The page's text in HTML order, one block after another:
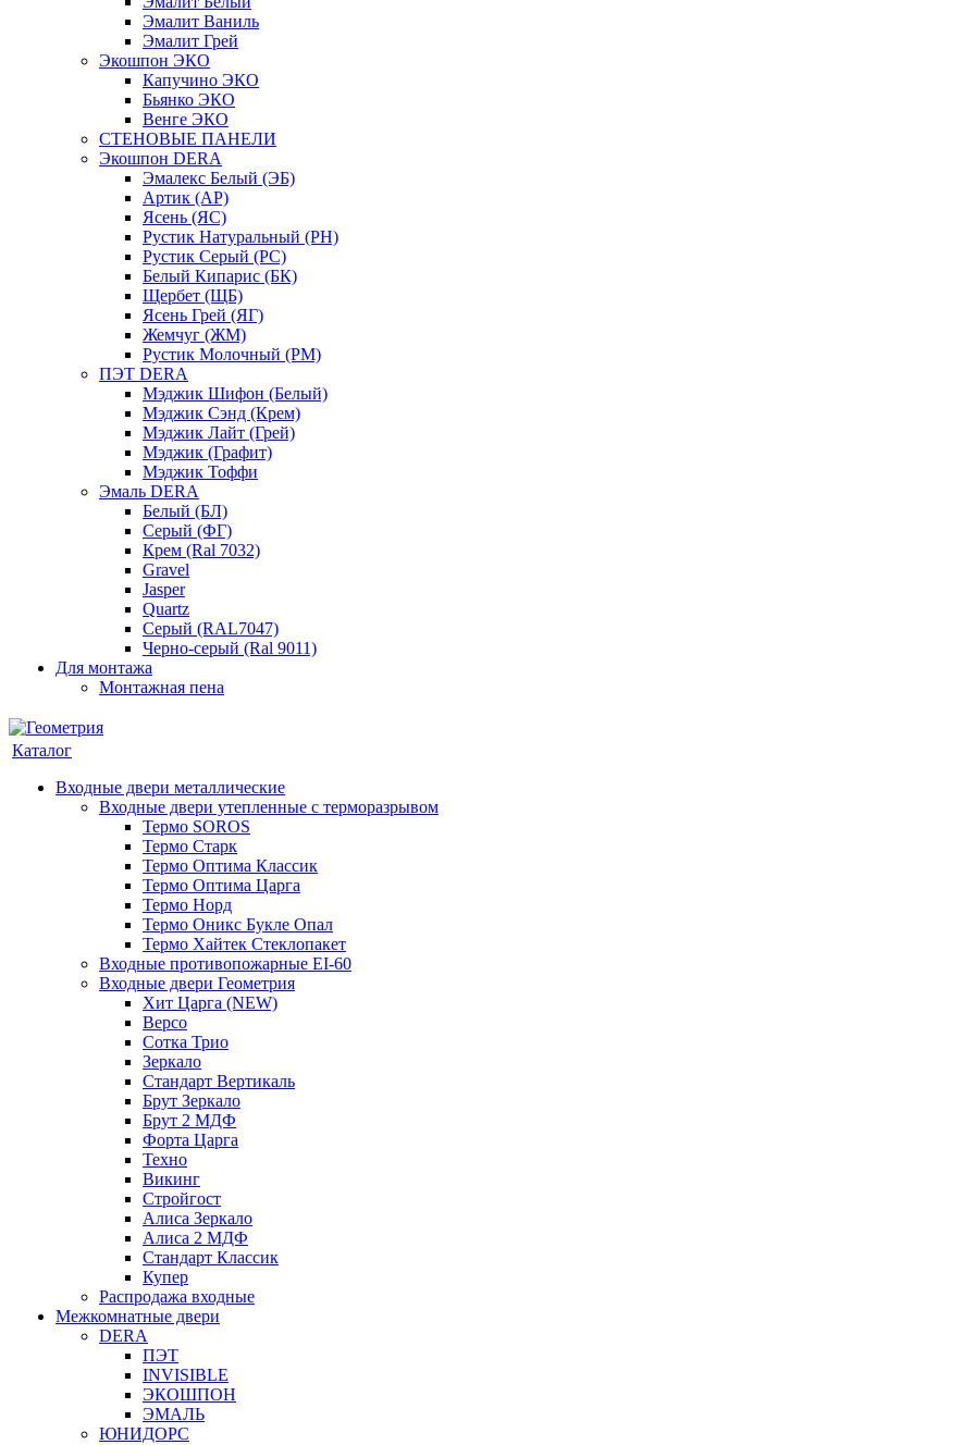
Эмалит Ваниль
Эмалит Грей
Экошпон ЭКО
Капучино ЭКО
Бьянко ЭКО
Венге ЭКО
СТЕНОВЫЕ ПАНЕЛИ
Экошпон DERA
Эмалекс Белый (ЭБ)
Артик (АР)
Ясень (ЯС)
Рустик Натуральный (РН)
Рустик Серый (РС)
Белый Кипарис (БК)
Щербет (ЩБ)
Ясень Грей (ЯГ)
Жемчуг (ЖМ)
Рустик Молочный (РМ)
ПЭТ DERA
Мэджик Шифон (Белый)
Мэджик Сэнд (Крем)
Мэджик Лайт (Грей)
Мэджик (Графит)
Мэджик Тоффи
Эмаль DERA
Белый (БЛ)
Серый (ФГ)
Крем (Ral 7032)
Gravel
Jasper
Quartz
Серый (RAL7047)
Черно-серый (Ral 9011)
Для монтажа
Монтажная пена
Каталог
Входные двери металлические
Входные двери утепленные с терморазрывом
Термо SOROS
Термо Старк
Термо Оптима Классик
Термо Оптима Царга
Термо Норд
Термо Оникс Букле Опал
Термо Хайтек Стеклопакет
Входные противопожарные EI-60
Входные двери Геометрия
Хит Царга (NEW)
Версо
Сотка Трио
Зеркало
Стандарт Вертикаль
Брут Зеркало
Брут 2 МДФ
Форта Царга
Техно
Викинг
Стройгост
Алиса Зеркало
Алиса 2 МДФ
Стандарт Классик
Купер
Распродажа входные
Межкомнатные двери
DERA
ПЭТ
INVISIBLE
ЭКОШПОН
ЭМАЛЬ
ЮНИДОРС